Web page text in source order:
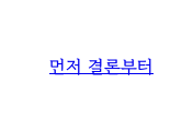
먼저 결론부터